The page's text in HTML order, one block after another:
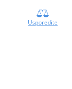
Usporedite